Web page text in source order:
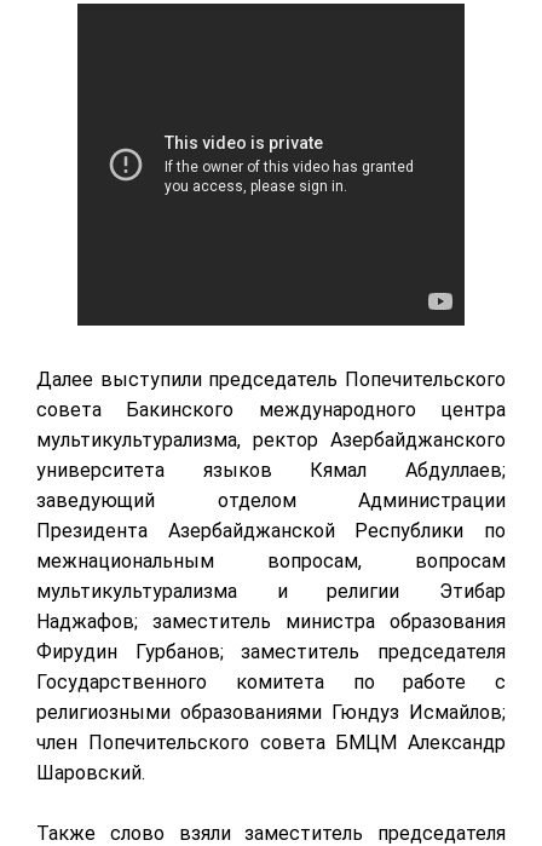
Далее выступили председатель Попечительского
совета Бакинского международного центра
мультикультурализма, ректор Азербайджанского
университета языков Кямал Абдуллаев;
заведующий отделом Администрации
Президента Азербайджанской Республики по
межнациональным вопросам, вопросам
мультикультурализма и религии Этибар
Наджафов; заместитель министра образования
Фирудин Гурбанов; заместитель председателя
Государственного комитета по работе с
религиозными образованиями Гюндуз Исмайлов;
член Попечительского совета БМЦМ Александр
Шаровский.
Также слово взяли заместитель председателя